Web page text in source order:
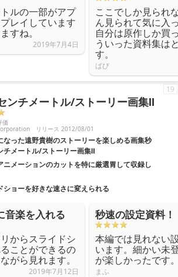
ルの一部がアプ
レイしています
すね。
2019年7月4日
ここでしか見られ
ん見られて気に入
自分は原作しか買
ういった資料集は
す。
ばび
ンチメートル/ストーリー画集Ⅱ
価
リリース 2012/08/01
なった遠野貴樹のストーリーを楽しめる画集秒
チメートル/ストーリー画集Ⅱ
ニメーションのカットを特に厳選胃して収録し
ショーを好きな速さに変えられる
19
音楽を入れる
からスライドシ
ことができるの
がら見れます。
2019年7月12日
秒速の設定資料！
本編では見れない
います。細かい未
が楽しかったです
まふ